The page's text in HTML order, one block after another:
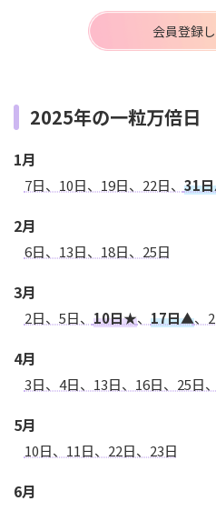
会員登録
2025年の一粒万倍日
1月
7日、10日、19日、22日、 31
2月
6日、13日、18日、25日
3月
2日、5日、 10日★、 17日▲、
4月
3日、4日、13日、16日、25日
5月
10日、11日、22日、23日
6月